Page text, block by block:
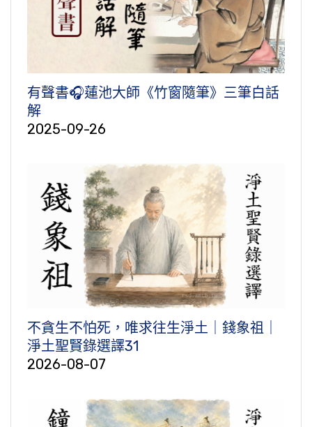
有聲書🎧蓮池大師《竹窗隨筆》三筆白話
解
2025-09-26
不貪生不怕死，唯求往生淨土｜錢象祖｜
淨土聖賢錄選譯31
2026-08-07